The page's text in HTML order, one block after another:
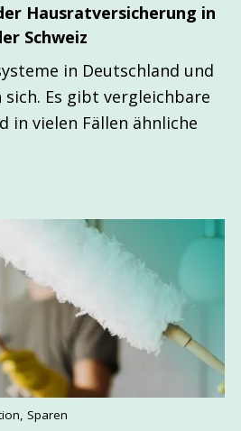
Hausrat­versicherung in
Schweiz
in Deutschland und
sich. Es gibt vergleichbare
in vielen Fällen ähnliche
Sparen